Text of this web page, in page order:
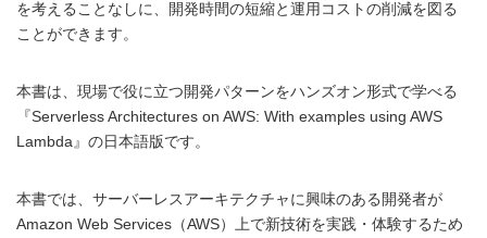
を考えることなしに、開発時間の短縮と運用コストの削減を図る
ことができます。
本書は、現場で役に立つ開発パターンをハンズオン形式で学べる
『Serverless Architectures on AWS: With examples using AWS
Lambda』の日本語版です。
本書では、サーバーレスアーキテクチャに興味のある開発者が
Amazon Web Services（AWS）上で新技術を実践・体験するため